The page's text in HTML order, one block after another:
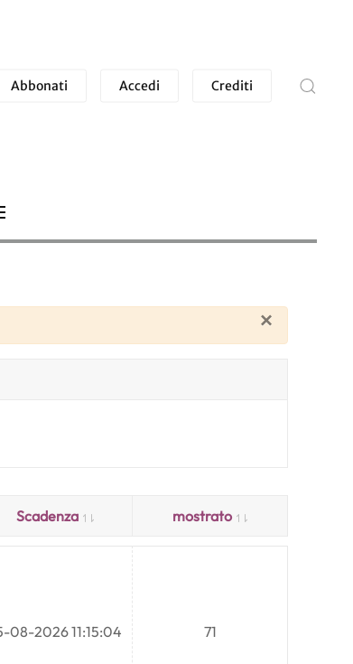
Abbonati Accedi Crediti
×
Scadenza mostrato
08-2026 11:15:04 71